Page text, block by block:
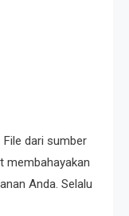
dari sumber
membahayakan
Anda. Selalu